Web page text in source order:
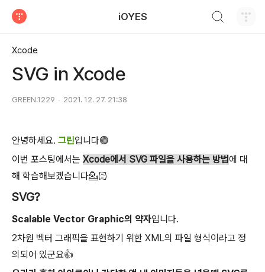
iOYES
Xcode
SVG in Xcode
GREEN.1229 2021. 12. 27. 21:38
안녕하세요. 그린입니다🟢
이번 포스팅에서는 Xcode에서 SVG 파일을 사용하는 방법에 대
해 학습해보겠습니다💁🏻
SVG?
Scalable Vector Graphic의 약자입니다.
2차원 벡터 그래픽을 표현하기 위한 XML의 파일 형식이라고 정
의되어 있군요👍